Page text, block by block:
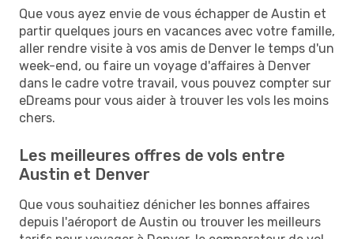
Que vous ayez envie de vous échapper de Austin et
partir quelques jours en vacances avec votre famille,
aller rendre visite à vos amis de Denver le temps d'un
week-end, ou faire un voyage d'affaires à Denver
dans le cadre votre travail, vous pouvez compter sur
eDreams pour vous aider à trouver les vols les moins
chers.
Les meilleures offres de vols entre
Austin et Denver
Que vous souhaitiez dénicher les bonnes affaires
depuis l'aéroport de Austin ou trouver les meilleurs